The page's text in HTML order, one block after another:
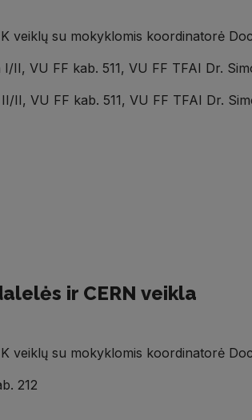
veiklų su mokyklomis koordinatorė
II, VU FF kab. 511, VU FF TFAI Dr.
II, VU FF kab. 511, VU FF TFAI Dr.
ir CERN veikla
veiklų su mokyklomis koordinatorė
212